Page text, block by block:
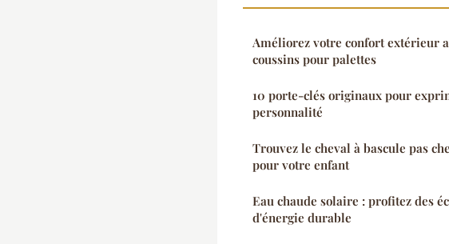
Améliorez votre confort extérieur
coussins pour palettes
10 porte-clés originaux pour
personnalité
Trouvez le cheval à bascule pas
pour votre enfant
Eau chaude solaire : profitez des
d'énergie durable